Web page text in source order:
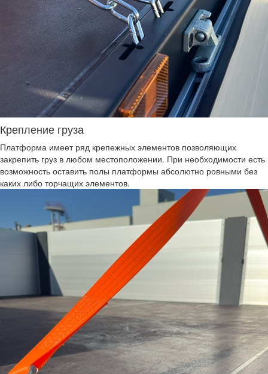
Крепление груза
Платформа имеет ряд крепежных элементов позволяющих
закрепить груз в любом местоположении. При необходимости есть
возможность оставить полы платформы абсолютно ровными без
каких либо торчащих элементов.